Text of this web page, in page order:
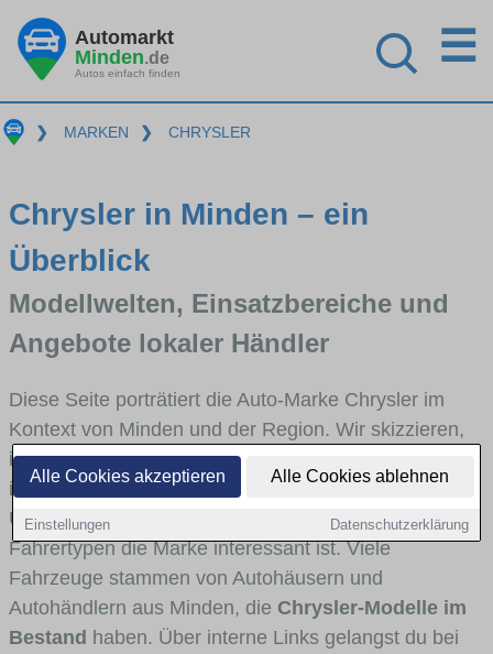
Alle Cookies akzeptieren Alle Cookies ablehnen
Einstellungen Datenschutzerklärung
Automarkt
Minden.de
Autos einfach finden
☰
❯ MARKEN ❯ CHRYSLER
Chrysler in Minden – ein
Überblick
Modellwelten, Einsatzbereiche und
Angebote lokaler Händler
Diese Seite porträtiert die Auto-Marke Chrysler im
Kontext von Minden und der Region. Wir skizzieren,
in welchen Fahrzeugklassen Chrysler stark vertreten
ist, welche Modellreihen häufig im Stadt- und
Umlandverkehr zu sehen sind und für welche
Fahrertypen die Marke interessant ist. Viele
Fahrzeuge stammen von Autohäusern und
Autohändlern aus Minden, die Chrysler-Modelle im
Bestand haben. Über interne Links gelangst du bei